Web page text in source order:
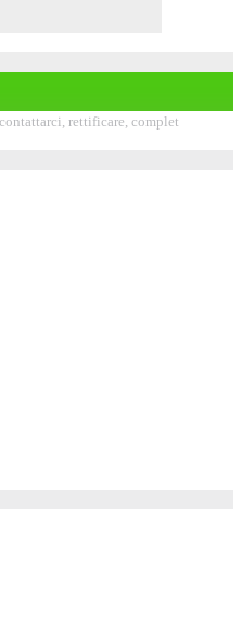
rettificare, complet